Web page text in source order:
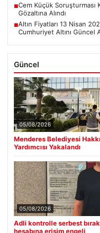
■Cem Küçük Soruşturması
Gözaltına Alındı
■Altın Fiyatları 13 Nisan
Cumhuriyet Altını Güncel
Güncel
05/08/2026
Menderes Belediyesi
Yardımcısı Yakalandı
05/08/2026
Adli kontrolle serbest
hesabına erişim engeli